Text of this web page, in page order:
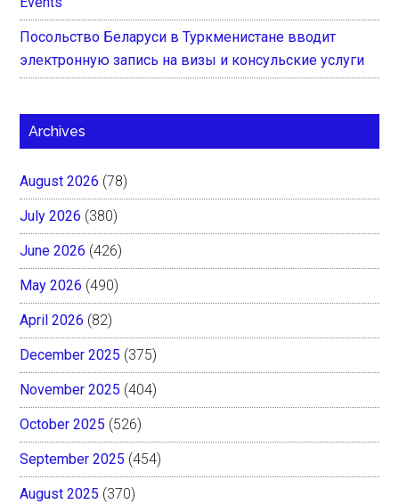
Посольство Беларуси в Туркменистане вводит
электронную запись на визы и консульские услуги
Archives
August 2026 (78)
July 2026 (380)
June 2026 (426)
May 2026 (490)
April 2026 (82)
December 2025 (375)
November 2025 (404)
October 2025 (526)
September 2025 (454)
August 2025 (370)